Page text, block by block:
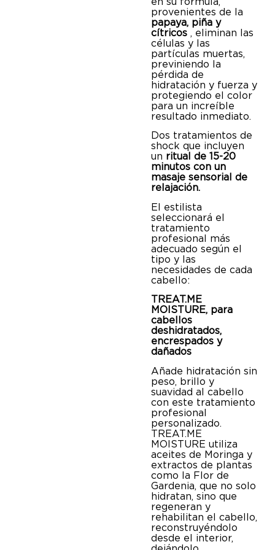
análisis web, quienes pueden combinarla con otra información
les haya proporcionado o que hayan recopilado a partir del uso
provenientes de la
papaya, piña y
cítricos , eliminan las
células y las
partículas muertas,
previniendo la
pérdida de
hidratación y fuerza y
protegiendo el color
para un increíble
resultado inmediato.
Dos tratamientos de
shock que incluyen
un ritual de 15-20
minutos con un
masaje sensorial de
relajación.
El estilista
seleccionará el
tratamiento
profesional más
adecuado según el
tipo y las
necesidades de cada
cabello:
TREAT.ME
MOISTURE, para
cabellos
deshidratados,
encrespados y
dañados
Añade hidratación sin
peso, brillo y
suavidad al cabello
con este tratamiento
profesional
personalizado.
TREAT.ME
MOISTURE utiliza
aceites de Moringa y
extractos de plantas
como la Flor de
Gardenia, que no solo
hidratan, sino que
regeneran y
rehabilitan el cabello,
reconstruyéndolo
desde el interior,